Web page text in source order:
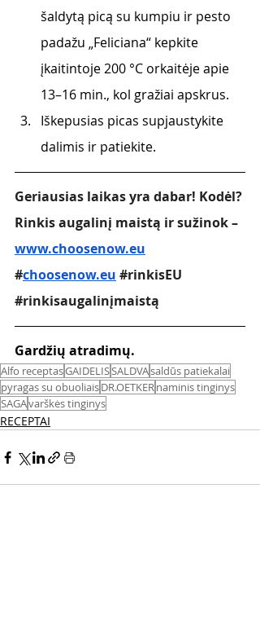
šaldytą picą su kumpiu ir pesto
padažu „Feliciana“ kepkite
įkaitintoje 200 °C orkaitėje apie
13–16 min., kol gražiai apskrus.
Iškepusias picas supjaustykite
dalimis ir patiekite.
Geriausias laikas yra dabar! Kodėl?
Rinkis augalinį maistą ir sužinok –
www.choosenow.eu
#choosenow.eu #rinkisEU
#rinkisaugalinįmaistą
Gardžių atradimų.
Alfo receptasGAIDELISSALDVAsaldūs patiekalai
pyragas su obuoliaisDR.OETKERnaminis tinginys
SAGAvarškės tinginys
RECEPTAI